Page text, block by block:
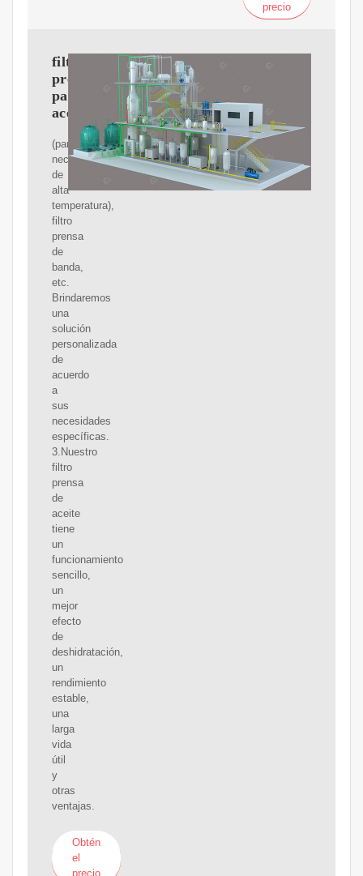
precio
filtro
prensa
para
aceite
(para
necesidades
de
alta
temperatura),
filtro
prensa
de
banda,
etc.
Brindaremos
una
solución
personalizada
de
acuerdo
a
sus
necesidades
específicas.
3.Nuestro
filtro
prensa
de
aceite
tiene
un
funcionamiento
sencillo,
un
mejor
efecto
de
deshidratación,
un
rendimiento
estable,
una
larga
vida
útil
y
otras
ventajas.
Obtén
el
precio